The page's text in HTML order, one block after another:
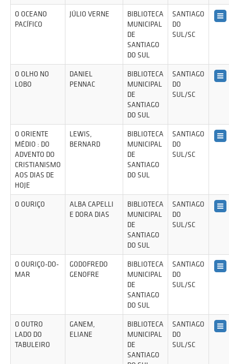
O OCEANO
PACÍFICO
JÚLIO VERNE
BIBLIOTECA
MUNICIPAL
DE
SANTIAGO
DO SUL
SANTIAGO
DO
SUL/SC
O OLHO NO
LOBO
DANIEL
PENNAC
BIBLIOTECA
MUNICIPAL
DE
SANTIAGO
DO SUL
SANTIAGO
DO
SUL/SC
O ORIENTE
MÉDIO : DO
ADVENTO DO
CRISTIANISMO
AOS DIAS DE
HOJE
LEWIS,
BERNARD
BIBLIOTECA
MUNICIPAL
DE
SANTIAGO
DO SUL
SANTIAGO
DO
SUL/SC
O OURIÇO
ALBA CAPELLI
E DORA DIAS
BIBLIOTECA
MUNICIPAL
DE
SANTIAGO
DO SUL
SANTIAGO
DO
SUL/SC
O OURIÇO-DO-
MAR
GODOFREDO
GENOFRE
BIBLIOTECA
MUNICIPAL
DE
SANTIAGO
DO SUL
SANTIAGO
DO
SUL/SC
O OUTRO
LADO DO
TABULEIRO
GANEM,
ELIANE
BIBLIOTECA
MUNICIPAL
DE
SANTIAGO
SANTIAGO
DO
SUL/SC